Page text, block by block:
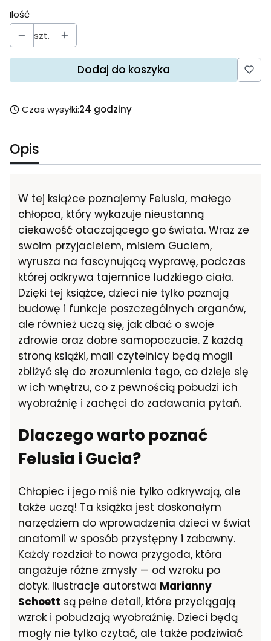
Ilość
szt.
Dodaj do koszyka
Czas wysyłki:24 godziny
Opis
W tej książce poznajemy Felusia, małego
chłopca, który wykazuje nieustanną
ciekawość otaczającego go świata. Wraz ze
swoim przyjacielem, misiem Guciem,
wyrusza na fascynującą wyprawę, podczas
której odkrywa tajemnice ludzkiego ciała.
Dzięki tej książce, dzieci nie tylko poznają
budowę i funkcje poszczególnych organów,
ale również uczą się, jak dbać o swoje
zdrowie oraz dobre samopoczucie. Z każdą
stroną książki, mali czytelnicy będą mogli
zbliżyć się do zrozumienia tego, co dzieje się
w ich wnętrzu, co z pewnością pobudzi ich
wyobraźnię i zachęci do zadawania pytań.
Dlaczego warto poznać
Felusia i Gucia?
Chłopiec i jego miś nie tylko odkrywają, ale
także uczą! Ta książka jest doskonałym
narzędziem do wprowadzenia dzieci w świat
anatomii w sposób przystępny i zabawny.
Każdy rozdział to nowa przygoda, która
angażuje różne zmysły — od wzroku po
dotyk. Ilustracje autorstwa Marianny
Schoett są pełne detali, które przyciągają
wzrok i pobudzają wyobraźnię. Dzieci będą
mogły nie tylko czytać, ale także podziwiać